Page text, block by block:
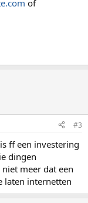
of
#3
ff een investering
dingen
meer dat een
laten internetten